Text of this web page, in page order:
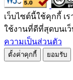
เว็บไซต์นี้ใช้คุกกี้ เ
ใช้งานที่ดีที่สุดบนเว็
ความเป็นส่วนตัว
ตั้งค่่าคุกกี้ ยอมรับ